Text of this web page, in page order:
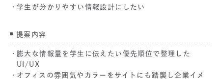
学生が分かりやすい情報設計にしたい
提案内容
膨大な情報量を学生に伝えたい優先順位で整理した
UI/UX
オフィスの雰囲気やカラーをサイトにも踏襲し企業イメ